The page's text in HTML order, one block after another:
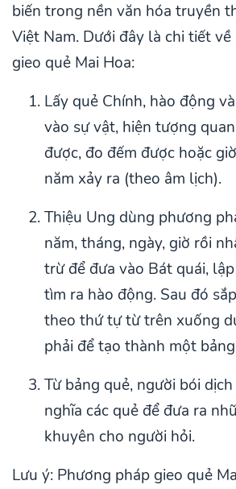
biến trong nền văn hóa truyền
Việt Nam. Dưới đây là chi tiết
gieo quẻ Mai Hoa:
Lấy quẻ Chính, hào động
vào sự vật, hiện tượng
được, đo đếm được hoặc
năm xảy ra (theo âm lịch).
Thiệu Ung dùng phương
năm, tháng, ngày, giờ rồi
trừ để đưa vào Bát quái,
tìm ra hào động. Sau đó
theo thứ tự từ trên xuống
phải để tạo thành một
Từ bảng quẻ, người bói
nghĩa các quẻ để đưa ra
khuyên cho người hỏi.
Lưu ý: Phương pháp gieo quẻ